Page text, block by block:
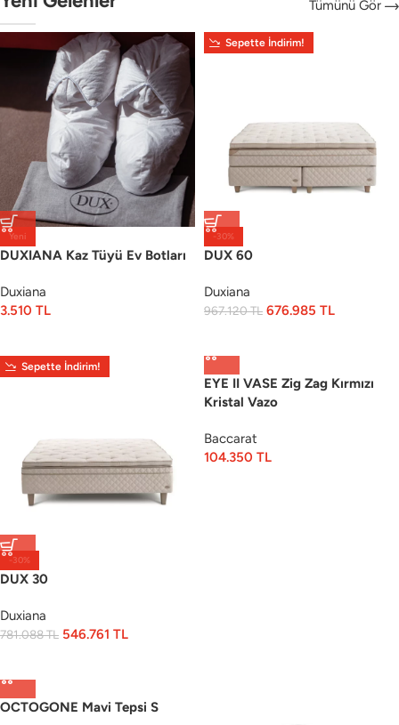
Tümünü Gör
Yeni
DUXIANA Kaz Tüyü Ev Botları
Duxiana
3.510 TL
-30%
Sepette İndirim!
DUX 60
Duxiana
967.120TL 676.985 TL
-30%
Sepette İndirim!
DUX 30
Duxiana
781.088TL 546.761 TL
EYE II VASE Zig Zag Kırmızı
Kristal Vazo
Baccarat
104.350 TL
OCTOGONE Mavi Tepsi S